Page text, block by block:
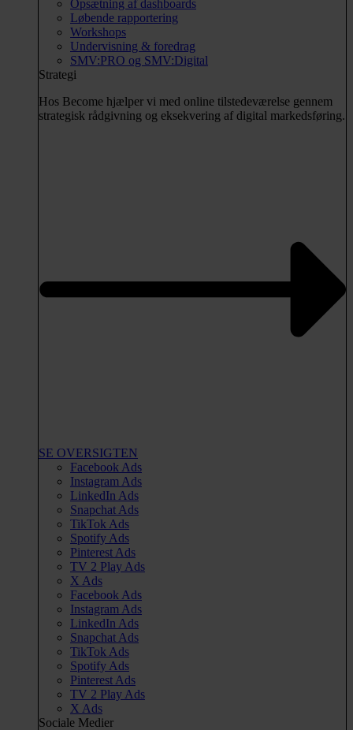
Opsætning af dashboards
Løbende rapportering
Workshops
Undervisning & foredrag
SMV:PRO og SMV:Digital
Strategi
Hos Become hjælper vi med online tilstedeværelse gennem
strategisk rådgivning og eksekvering af digital markedsføring.
SE OVERSIGTEN
Facebook Ads
Instagram Ads
LinkedIn Ads
Snapchat Ads
TikTok Ads
Spotify Ads
Pinterest Ads
TV 2 Play Ads
X Ads
Facebook Ads
Instagram Ads
LinkedIn Ads
Snapchat Ads
TikTok Ads
Spotify Ads
Pinterest Ads
TV 2 Play Ads
X Ads
Sociale Medier